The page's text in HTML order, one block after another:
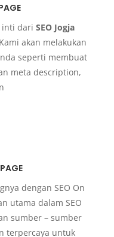
inti dari SEO Jogja
akan melakukan
seperti membuat
meta description,
dengan SEO On
utama dalam SEO
sumber – sumber
terpercaya untuk